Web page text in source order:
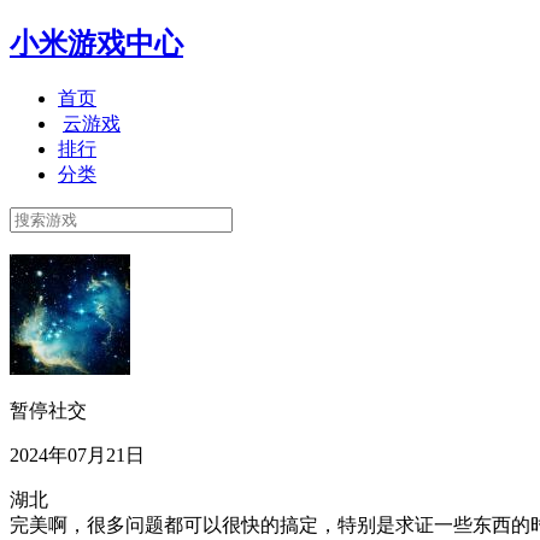
小米游戏中心
首页
云游戏
排行
分类
暂停社交
2024年07月21日
湖北
完美啊，很多问题都可以很快的搞定，特别是求证一些东西的